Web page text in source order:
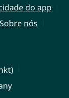
do app
Sobre nós